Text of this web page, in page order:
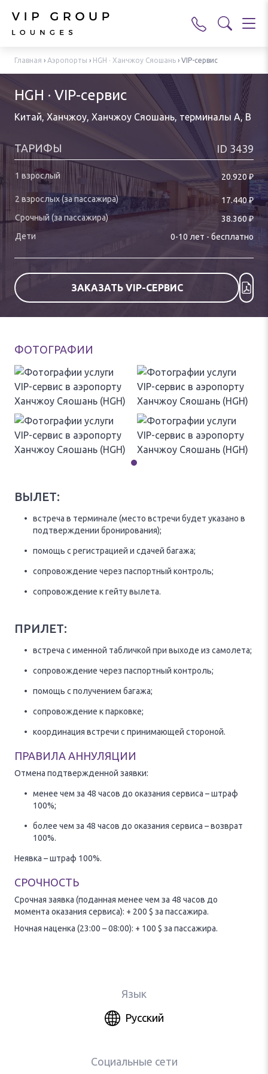
Главная › Аэропорты › HGH · Ханчжоу Сяошань › VIP-сервис
HGH · VIP-сервис
Китай, Ханчжоу, Ханчжоу Сяошань, терминалы A, B
ТАРИФЫ ID 3439
20.920₽
17.440₽
38.360₽
0-10 лет - бесплатно
ЗАКАЗАТЬ VIP-СЕРВИС
ФОТОГРАФИИ
ВЫЛЕТ:
встреча в терминале (место встречи будет указано в
подтверждении бронирования);
помощь с регистрацией и сдачей багажа;
сопровождение через паспортный контроль;
сопровождение к гейту вылета.
ПРИЛЕТ:
встреча с именной табличкой при выходе из самолета;
сопровождение через паспортный контроль;
помощь с получением багажа;
сопровождение к парковке;
координация встречи с принимающей стороной.
ПРАВИЛА АННУЛЯЦИИ
Отмена подтвержденной заявки:
менее чем за 48 часов до оказания сервиса – штраф
100%;
более чем за 48 часов до оказания сервиса – возврат
100%.
Неявка – штраф 100%.
СРОЧНОСТЬ
Срочная заявка (поданная менее чем за 48 часов до
момента оказания сервиса): + 200 $ за пассажира.
Ночная наценка (23:00 – 08:00): + 100 $ за пассажира.
Язык
Русский
Социальные сети